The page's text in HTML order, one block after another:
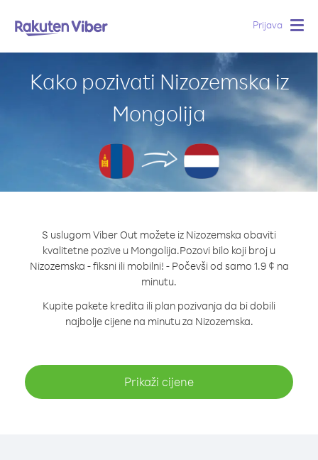
Prijava
Kako pozivati Nizozemska iz
Mongolija
S uslugom Viber Out možete iz Nizozemska obaviti
kvalitetne pozive u Mongolija.Pozovi bilo koji broj u
Nizozemska - fiksni ili mobilni! - Počevši od samo 1.9 ¢ na
minutu.
Kupite pakete kredita ili plan pozivanja da bi dobili
najbolje cijene na minutu za Nizozemska.
Prikaži cijene